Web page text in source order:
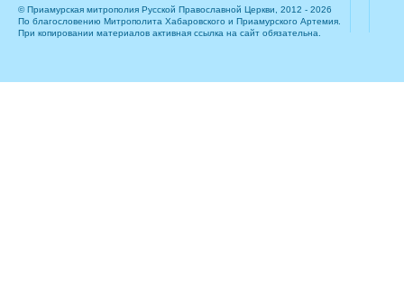
© Приамурская митрополия Русской Православной Церкви, 2012 - 2026
По благословению Митрополита Хабаровского и Приамурского Артемия.
При копировании материалов активная ссылка на сайт обязательна.